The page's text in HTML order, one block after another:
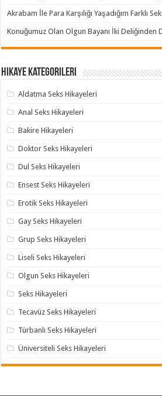
Akrabam İle Para Karşılığı Yaşadığım Farklı
Konuğumuz Olan Olgun Bayanı İki Deliğinden
Hikaye Kategorileri
Aldatma Seks Hikayeleri
Anal Seks Hikayeleri
Bakire Hikayeleri
Doktor Seks Hikayeleri
Dul Seks Hikayeleri
Ensest Seks Hikayeleri
Erotik Seks Hikayeleri
Gay Seks Hikayeleri
Grup Seks Hikayeleri
Liseli Seks Hikayeleri
Olgun Seks Hikayeleri
Seks Hikayeleri
Tecavüz Seks Hikayeleri
Türbanlı Seks Hikayeleri
Üniversiteli Seks Hikayeleri